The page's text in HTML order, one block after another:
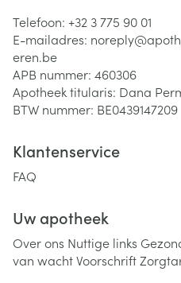
Telefoon: +32 3 775 90 01
E-mailadres: noreply@
eren.be
APB nummer: 460306
Apotheek titularis: Dana
BTW nummer: BE0439147209
Klantenservice
FAQ
Uw apotheek
Over ons Nuttige links
van wachtVoorschrift